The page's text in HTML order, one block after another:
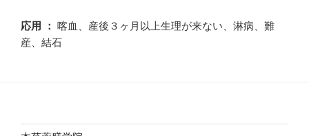
応用 ： 喀血、産後３ヶ月以上生理が来ない、淋病、難
産、結石